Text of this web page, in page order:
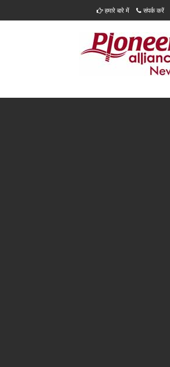
हमारे बारे में संपर्क करें